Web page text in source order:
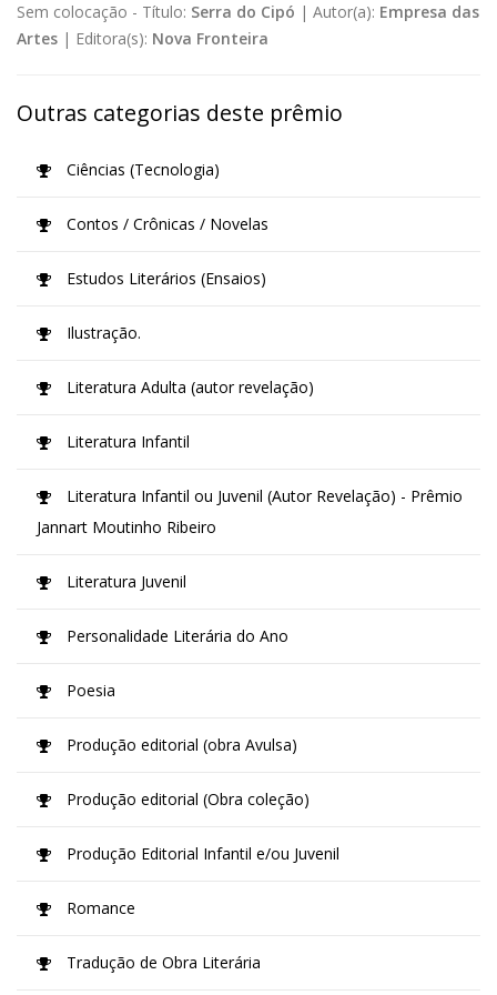
Sem colocação - Título: Serra do Cipó | Autor(a): Empresa das
Artes | Editora(s): Nova Fronteira
Outras categorias deste prêmio
Ciências (Tecnologia)
Contos / Crônicas / Novelas
Estudos Literários (Ensaios)
Ilustração.
Literatura Adulta (autor revelação)
Literatura Infantil
Literatura Infantil ou Juvenil (Autor Revelação) - Prêmio
Jannart Moutinho Ribeiro
Literatura Juvenil
Personalidade Literária do Ano
Poesia
Produção editorial (obra Avulsa)
Produção editorial (Obra coleção)
Produção Editorial Infantil e/ou Juvenil
Romance
Tradução de Obra Literária